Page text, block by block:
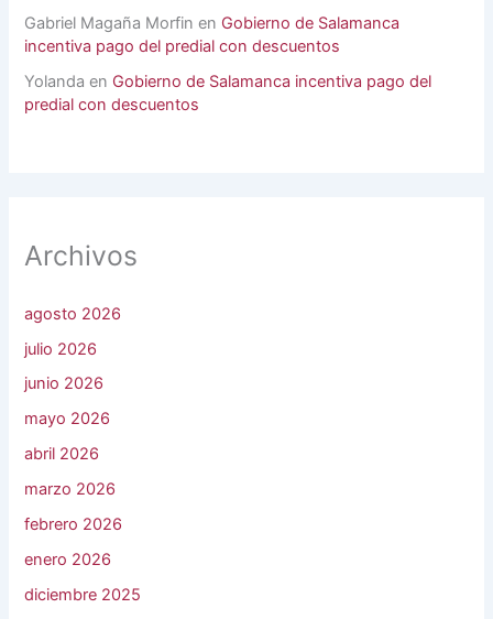
Gabriel Magaña Morfin en Gobierno de Salamanca
incentiva pago del predial con descuentos
Yolanda en Gobierno de Salamanca incentiva pago del
predial con descuentos
Archivos
agosto 2026
julio 2026
junio 2026
mayo 2026
abril 2026
marzo 2026
febrero 2026
enero 2026
diciembre 2025